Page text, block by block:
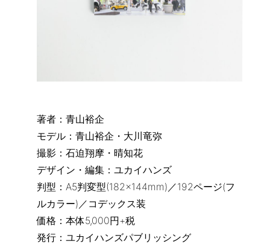
著者：青山裕企
モデル：青山裕企・大川竜弥
撮影：石迫翔摩・晴知花
デザイン・編集：ユカイハンズ
判型：A5判変型(182×144mm)／192ページ(フ
ルカラー)／コデックス装
価格：本体5,000円+税
発行：ユカイハンズパブリッシング